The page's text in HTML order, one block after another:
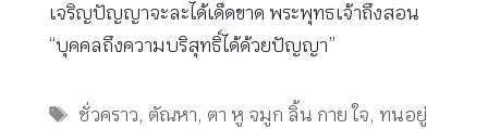
เจริญปัญญาจะละได้เด็ดขาด พระพุทธเจ้าถึงสอน
“บุคคลถึงความบริสุทธิ์ได้ด้วยปัญญา”
Tags
ชั่วคราว, ตัณหา, ตา หู จมูก ลิ้น กาย ใจ, ทนอยู่